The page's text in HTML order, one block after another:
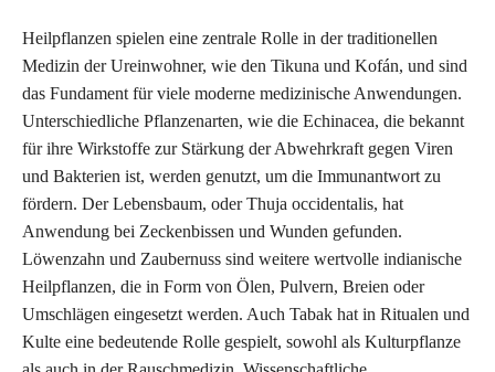
Heilpflanzen spielen eine zentrale Rolle in der traditionellen
Medizin der Ureinwohner, wie den Tikuna und Kofán, und sind
das Fundament für viele moderne medizinische Anwendungen.
Unterschiedliche Pflanzenarten, wie die Echinacea, die bekannt
für ihre Wirkstoffe zur Stärkung der Abwehrkraft gegen Viren
und Bakterien ist, werden genutzt, um die Immunantwort zu
fördern. Der Lebensbaum, oder Thuja occidentalis, hat
Anwendung bei Zeckenbissen und Wunden gefunden.
Löwenzahn und Zaubernuss sind weitere wertvolle indianische
Heilpflanzen, die in Form von Ölen, Pulvern, Breien oder
Umschlägen eingesetzt werden. Auch Tabak hat in Ritualen und
Kulte eine bedeutende Rolle gespielt, sowohl als Kulturpflanze